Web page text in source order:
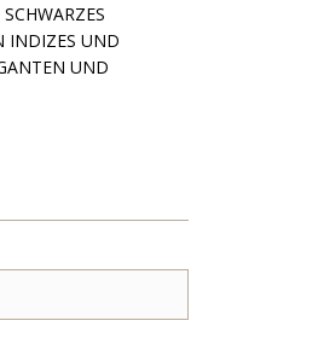
INDIZES UND
UND